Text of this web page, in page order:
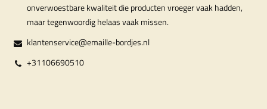
onverwoestbare kwaliteit die producten vroeger vaak hadden,
maar tegenwoordig helaas vaak missen.
klantenservice@emaille-bordjes.nl
+31106690510